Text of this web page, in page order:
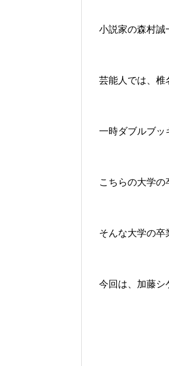
小説家の森村誠
芸能人では、椎
一時ダブルブッ
こちらの大学の
そんな大学の卒
今回は、加藤シ